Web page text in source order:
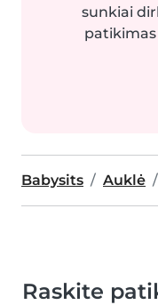
sunkiai
Babysits Auklė
Raskite